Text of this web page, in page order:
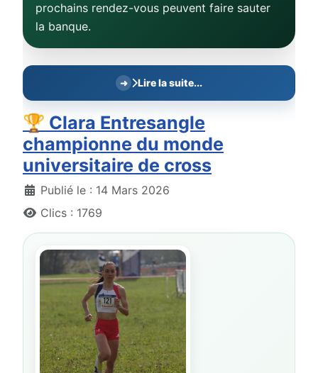
prochains rendez-vous peuvent faire sauter
la banque.
Lire la suite...
🏆 Clara Entresangle
championne du monde
universitaire de cross
DétailsPublié le : 14 Mars 2026
Clics : 1769